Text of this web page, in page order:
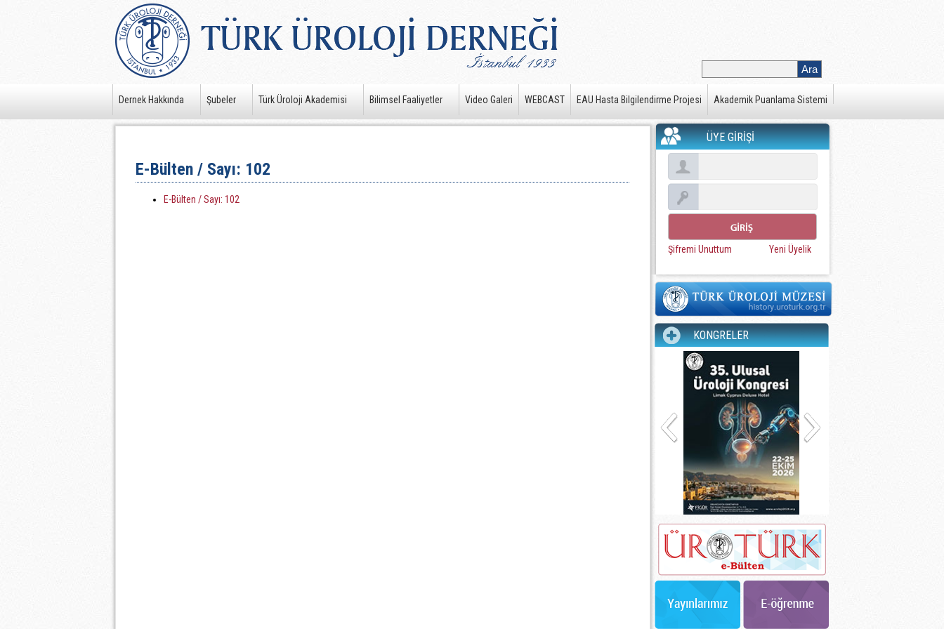
Dernek Hakkında Şubeler Türk Üroloji Akademisi Bilimsel Faaliyetler Video Galeri WEBCAST EAU Hasta Bilgilendirme Projesi Akademik Puanlama Sistemi
E-Bülten / Sayı: 102
E-Bülten / Sayı: 102
ÜYE GİRİŞİ
Şifremi Unuttum Yeni Üyelik
KONGRELER